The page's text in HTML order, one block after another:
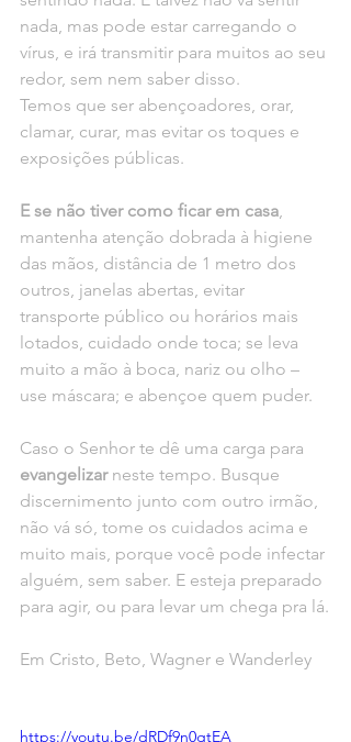
nada, mas pode estar carregando o
vírus, e irá transmitir para muitos ao seu
redor, sem nem saber disso.
Temos que ser abençoadores, orar,
clamar, curar, mas evitar os toques e
exposições públicas.
E se não tiver como ficar em casa
mantenha atenção dobrada à higiene
das mãos, distância de 1 metro dos
outros, janelas abertas, evitar
transporte público ou horários mais
lotados, cuidado onde toca; se leva
muito a mão à boca, nariz ou olho –
use máscara; e abençoe quem puder.
Caso o Senhor te dê uma carga para
evangelizar neste tempo. Busque
discernimento junto com outro irmão,
não vá só, tome os cuidados acima e
muito mais, porque você pode infectar
alguém, sem saber. E esteja preparado
para agir, ou para levar um chega pra lá.
Em Cristo, Beto, Wagner e Wanderley
https://youtu.be/dRDf9n0gtEA